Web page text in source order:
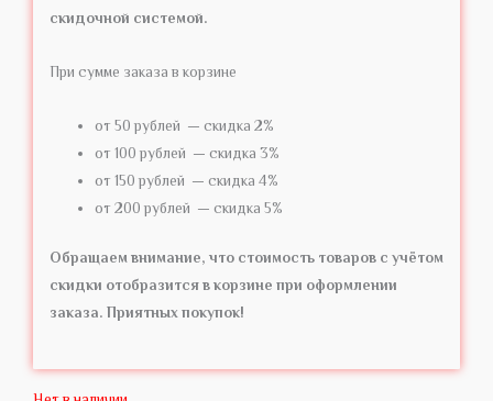
скидочной системой.
При сумме заказа в корзине
от 50 рублей — скидка 2%
от 100 рублей — скидка 3%
от 150 рублей — скидка 4%
от 200 рублей — скидка 5%
Обращаем внимание, что стоимость товаров с учётом
скидки отобразится в корзине при оформлении
заказа. Приятных покупок!